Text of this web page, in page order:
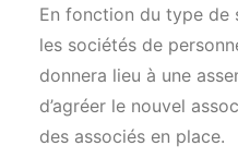
En fonction du type de
les sociétés de
donnera lieu à une
d’agréer le nouvel
des associés en place.